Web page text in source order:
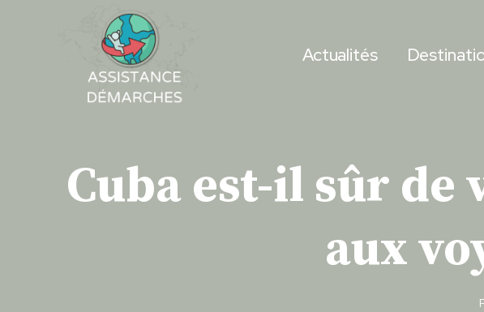
Actualités
Cuba est-il sûr de
aux